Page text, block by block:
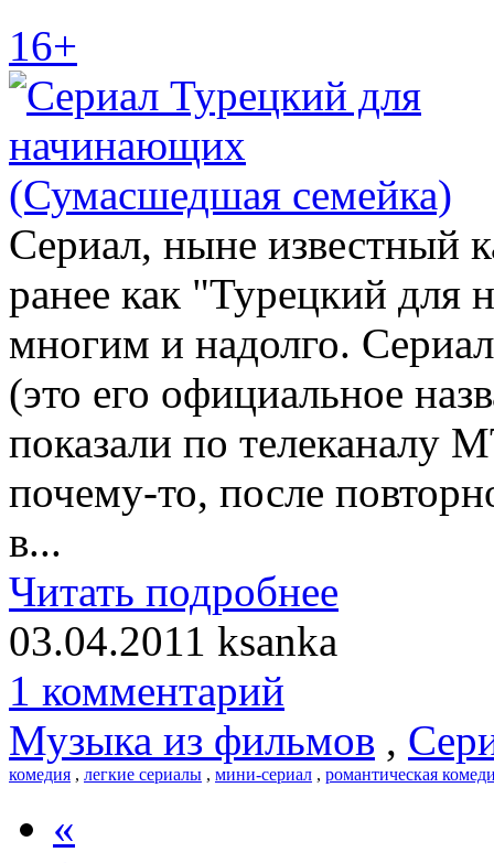
16+
Сериал, ныне известный
ранее как "Турецкий
многим и надолго.
(это его официальное
показали по телеканалу
почему-то, после
в...
Читать подробнее
03.04.2011 ksanka
1 комментарий
Музыка из фильмов ,
комедия , легкие сериалы , мини-сериал , романтическая
«